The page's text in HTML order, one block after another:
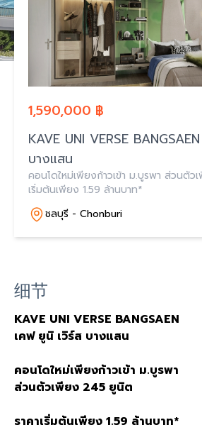
1,590,000 ฿
KAVE UNI VERSE BANGSAEN - เคฟ ยูนิ เวิร์ส
บางแสน
คอนโดใหม่เพียงก้าวเข้า ม.บูรพา ส่วนตั
เริ่มต้นเพียง 1.59 ล้านบาท*
ชลบุรี - Chonburi
细节
KAVE UNI VERSE BANGSAEN
เคฟ ยูนิ เวิร์ส บางแสน
คอนโดใหม่เพียงก้าวเข้า ม.บูรพา
ส่วนตัวเพียง 245 ยูนิต
ราคาเริ่มต้นเพียง 1.59 ล้านบาท*